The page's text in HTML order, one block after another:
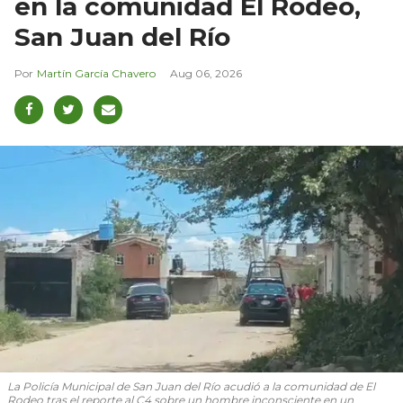
en la comunidad El Rodeo,
San Juan del Río
Martín García Chavero Aug 06, 2026
La Policía Municipal de San Juan del Río acudió a la comunidad de El
Rodeo tras el reporte al C4 sobre un hombre inconsciente en un